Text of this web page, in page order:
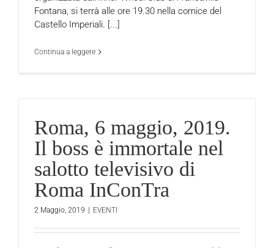
Fontana, si terrà alle ore 19.30 nella cornice del
Castello Imperiali. [...]
Continua a leggere
Roma, 6 maggio, 2019.
Il boss è immortale nel
salotto televisivo di
Roma InConTra
2 Maggio, 2019 | EVENTI